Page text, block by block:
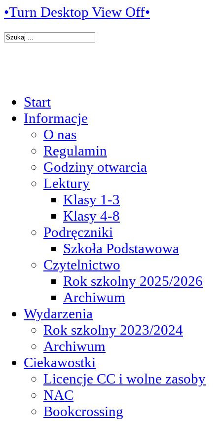
•Turn Desktop View Off•
Start
Informacje
O nas
Regulamin
Godziny otwarcia
Lektury
Klasy 1-3
Klasy 4-8
Podręczniki
Szkoła Podstawowa
Czytelnictwo
Rok szkolny 2025/2026
Archiwum
Wydarzenia
Rok szkolny 2023/2024
Archiwum
Ciekawostki
Licencje CC i wolne zasoby
NAC
Bookcrossing